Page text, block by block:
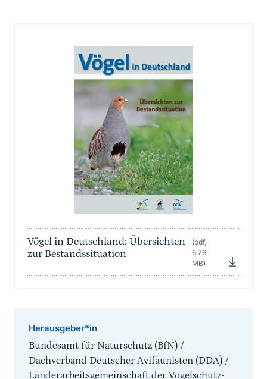
Vögel in Deutschland: Übersichten
zur Bestandssituation
(pdf,
6.76
MB)
Herausgeber*in
Bundesamt für Naturschutz (BfN) /
Dachverband Deutscher Avifaunisten (DDA) /
Länderarbeitsgemeinschaft der Vogelschutz­